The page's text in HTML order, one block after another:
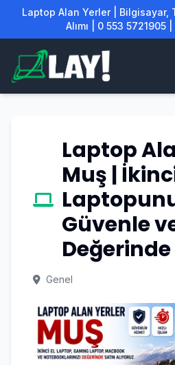
Laptop Alan Yerler | Bilgisayar,
Alımı | 0 553 5721905
Laptop
Muş |
Güvenle
Değerinde
Genel